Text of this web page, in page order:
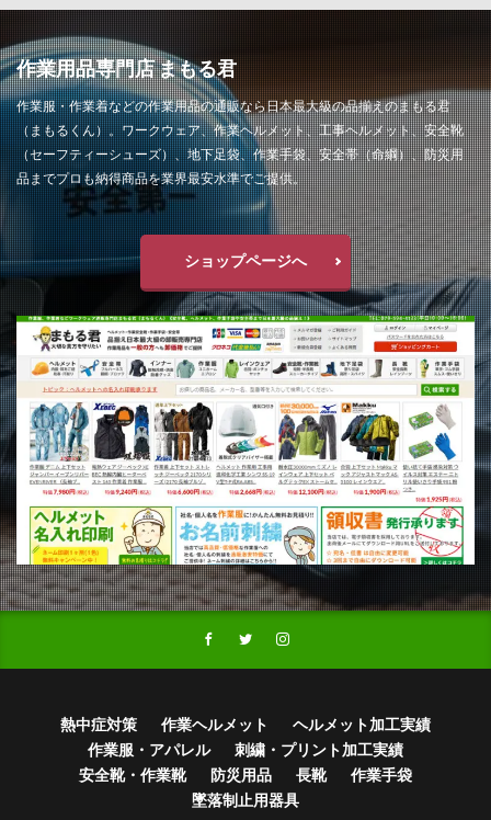
作業用品専門店 まもる君
作業服・作業着などの作業用品の通販なら日本最大級の品揃えのまもる君
（まもるくん）。ワークウェア、作業ヘルメット、工事ヘルメット、安全靴
（セーフティーシューズ）、地下足袋、作業手袋、安全帯（命綱）、防災用
品までプロも納得商品を業界最安水準でご提供。
ショップページへ
熱中症対策 作業ヘルメット
ヘルメット加工実績
作業服・アパレル
刺繍・プリント加工実績
安全靴・作業靴
防災用品 長靴
作業手袋
墜落制止用器具